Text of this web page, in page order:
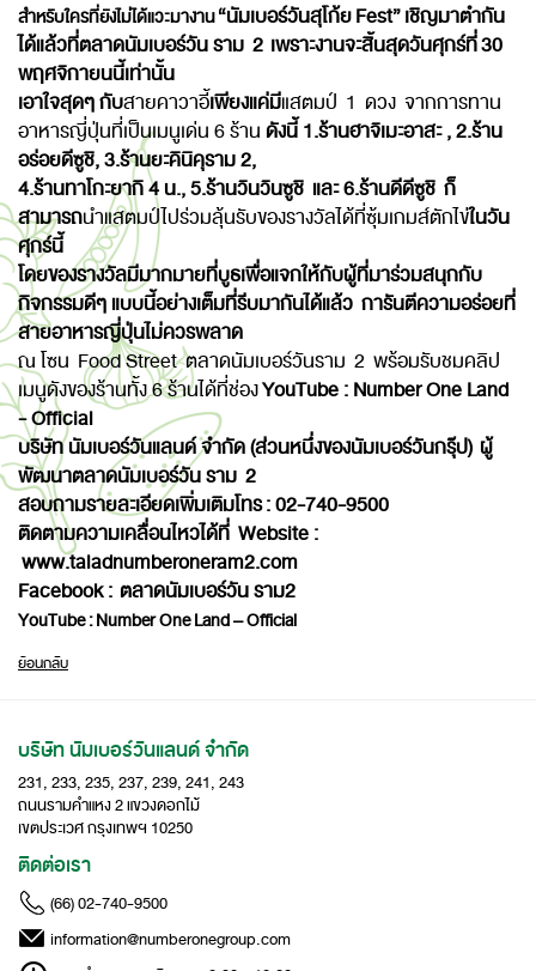
สำหรับใครที่ยังไม่ได้แวะมางาน“นัมเบอร์วันสุโก้ยFest”เชิญมาตำกัน
ได้แล้วที่ตลาดนัมเบอร์วัน ราม 2 เพราะงานจะสิ้นสุดวันศุกร์ที่30
พฤศจิกายนนี้เท่านั้น
เอาใจสุดๆ กับสายคาวาอี้เพียงแค่มีแสตมป์ 1 ดวง จากการทาน
อาหารญี่ปุ่นที่เป็นเมนูเด่น 6 ร้าน ดังนี้ 1.ร้านฮาจิเมะอาสะ , 2.ร้าน
อร่อยดีซูชิ, 3.ร้านยะคินิคุราม 2,
4.ร้านทาโกะยากิ 4 น., 5.ร้านวินวินซูชิ และ 6.ร้านดีดีซูชิ ก็
สามารถนำแสตมป์ไปร่วมลุ้นรับของรางวัลได้ที่ซุ้มเกมส์ตักไข่ในวัน
ศุกร์นี้
โดยของรางวัลมีมากมายที่บูธเพื่อแจกให้กับผู้ที่มาร่วมสนุกกับ
กิจกรรมดีๆ แบบนี้อย่างเต็มที่รีบมากันได้แล้ว การันตีความอร่อยที่
สายอาหารญี่ปุ่นไม่ควรพลาด
ณ โซน Food Street ตลาดนัมเบอร์วันราม 2 พร้อมรับชมคลิป
เมนูดังของร้านทั้ง 6 ร้านได้ที่ช่องYouTube :Number One Land
- Official
บริษัท นัมเบอร์วันแลนด์ จำกัด (ส่วนหนึ่งของนัมเบอร์วันกรุ๊ป) ผู้
พัฒนาตลาดนัมเบอร์วัน ราม 2
สอบถามรายละเอียดเพิ่มเติมโทร: 02-740-9500
ติดตามความเคลื่อนไหวได้ที่ Website :
www.taladnumberoneram2.com
Facebook : ตลาดนัมเบอร์วัน ราม2
YouTube :Number One Land – Official
ย้อนกลับ
บริษัท นัมเบอร์วันแลนด์ จำกัด
231, 233, 235, 237, 239, 241, 243
ถนนรามคำแหง 2 แขวงดอกไม้
เขตประเวศ กรุงเทพฯ 10250
ติดต่อเรา
(66) 02-740-9500
information@numberonegroup.com